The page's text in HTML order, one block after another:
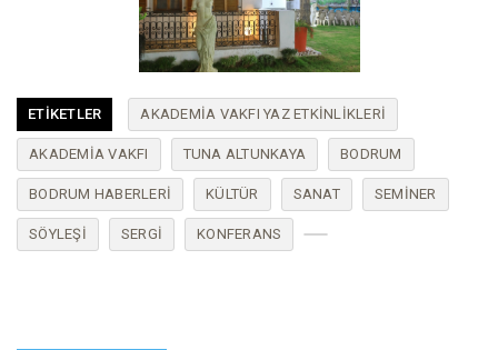
ETIKETLER AKADEMİA VAKFI YAZ ETKİNLİKLERİ
AKADEMİA VAKFI TUNA ALTUNKAYA BODRUM
BODRUM HABERLERI KÜLTÜR SANAT SEMINER
SÖYLEŞI SERGI KONFERANS